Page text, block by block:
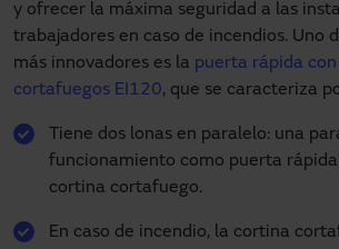
y ofrecer la máxima seguridad a las
trabajadores en caso de incendios. Uno
más innovadores es la puerta rápida
cortafuegos EI120, que se caracteriza
Tiene dos lonas en paralelo: una
funcionamiento como puerta
cortina cortafuego.
En caso de incendio, la cortina